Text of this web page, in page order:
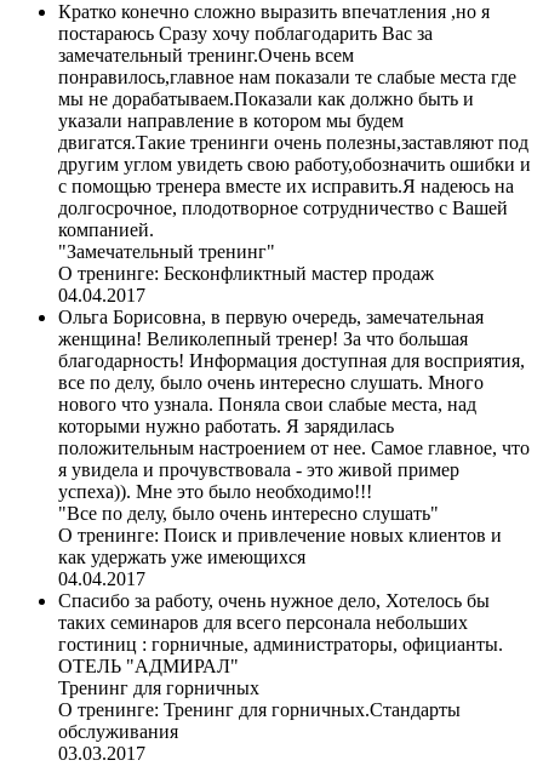
Кратко конечно сложно выразить впечатления ,но я
постараюсь Сразу хочу поблагодарить Вас за
замечательный тренинг.Очень всем
понравилось,главное нам показали те слабые места где
мы не дорабатываем.Показали как должно быть и
указали направление в котором мы будем
двигатся.Такие тренинги очень полезны,заставляют под
другим углом увидеть свою работу,обозначить ошибки и
с помощью тренера вместе их исправить.Я надеюсь на
долгосрочное, плодотворное сотрудничество с Вашей
компанией.
"Замечательный тренинг"
О тренинге: Бесконфликтный мастер продаж
04.04.2017
Ольга Борисовна, в первую очередь, замечательная
женщина! Великолепный тренер! За что большая
благодарность! Информация доступная для восприятия,
все по делу, было очень интересно слушать. Много
нового что узнала. Поняла свои слабые места, над
которыми нужно работать. Я зарядилась
положительным настроением от нее. Самое главное, что
я увидела и прочувствовала - это живой пример
успеха)). Мне это было необходимо!!!
"Все по делу, было очень интересно слушать"
О тренинге: Поиск и привлечение новых клиентов и
как удержать уже имеющихся
04.04.2017
Спасибо за работу, очень нужное дело, Хотелось бы
таких семинаров для всего персонала небольших
гостиниц : горничные, администраторы, официанты.
ОТЕЛЬ "АДМИРАЛ"
Тренинг для горничных
О тренинге: Тренинг для горничных.Стандарты
обслуживания
03.03.2017